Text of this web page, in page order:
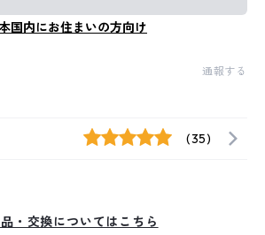
国内にお住まいの方向け
通報する
(35)
・交換についてはこちら